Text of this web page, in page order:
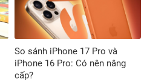
So sánh iPhone 17 Pro và
iPhone 16 Pro: Có nên nâng
cấp?